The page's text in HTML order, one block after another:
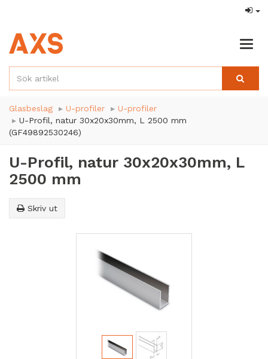
Glasbeslag U-profiler
U-profiler
U-Profil, natur 30x20x30mm, L 2500 mm
(GF49892530246)
U-Profil, natur 30x20x30mm, L
2500 mm
Skriv ut